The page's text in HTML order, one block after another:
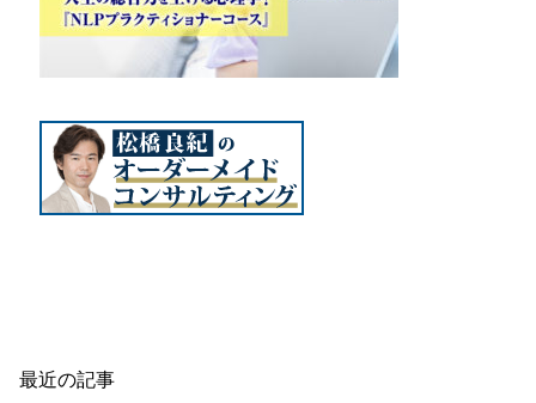
最近の記事